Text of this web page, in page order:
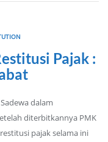
Pajak :
dalam
diterbitkannya PMK
pajak selama ini